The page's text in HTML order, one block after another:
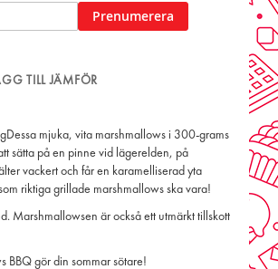
Prenumerera
TILL JÄMFÖR
mjuka, vita marshmallows i 300-grams
sätta på en pinne vid lägerelden, på
vackert och får en karamelliserad yta
riktiga grillade marshmallows ska vara!
Marshmallowsen är också ett utmärkt tillskott
BBQ gör din sommar sötare!